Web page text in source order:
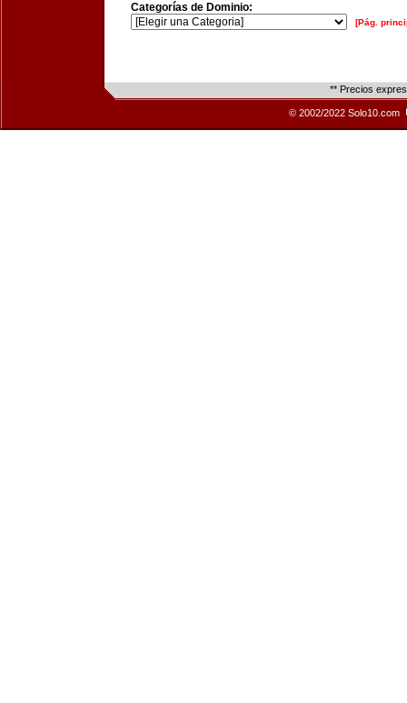
Categorías de Dominio:
[Pág.
** Precios
© 2002/2022 Solo10.com